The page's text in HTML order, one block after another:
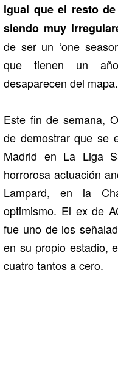
igual que el resto
siendo muy
de ser un ‘one
que tienen un
desaparecen del mapa.
Este fin de semana,
de demostrar que se
Madrid en La Liga
horrorosa actuación
Lampard, en la
optimismo. El ex de
fue uno de los
en su propio estadio,
cuatro tantos a cero.